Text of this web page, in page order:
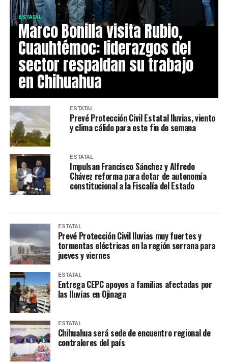
ESTATAL
Marco Bonilla visita Rubio,
Cuauhtémoc: liderazgos del
sector respaldan su trabajo
en Chihuahua
ESTATAL
Prevé Protección Civil Estatal lluvias, viento
y clima cálido para este fin de semana
ESTATAL
Impulsan Francisco Sánchez y Alfredo
Chávez reforma para dotar de autonomía
constitucional a la Fiscalía del Estado
ESTATAL
Prevé Protección Civil lluvias muy fuertes y
tormentas eléctricas en la región serrana para
jueves y viernes
ESTATAL
Entrega CEPC apoyos a familias afectadas por
las lluvias en Ojinaga
ESTATAL
Chihuahua será sede de encuentro regional de
contralores del país